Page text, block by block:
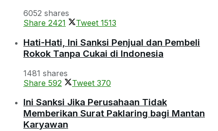
6052 shares
Share 2421 Tweet 1513
Hati-Hati, Ini Sanksi Penjual dan Pembeli
Rokok Tanpa Cukai di Indonesia
1481 shares
Share 592 Tweet 370
Ini Sanksi Jika Perusahaan Tidak
Memberikan Surat Paklaring bagi Mantan
Karyawan